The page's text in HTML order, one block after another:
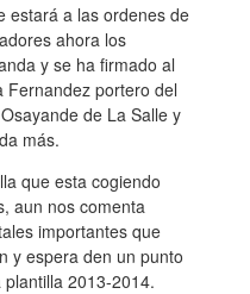
estará a las ordenes de
ahora los
y se ha firmado al
Fernandez portero del
de La Salle y
más.
que esta cogiendo
aun nos comenta
importantes que
y espera den un punto
2013-2014.